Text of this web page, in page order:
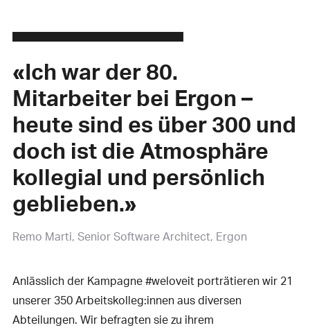
«Ich war der 80.
Mitarbeiter bei Ergon –
heute sind es über 300 und
doch ist die Atmosphäre
kollegial und persönlich
geblieben.»
Remo Marti Senior Software Architect, Ergon
Anlässlich der Kampagne #weloveit porträtieren wir 21
unserer 350 Arbeitskolleg:innen aus diversen
Abteilungen. Wir befragten sie zu ihrem